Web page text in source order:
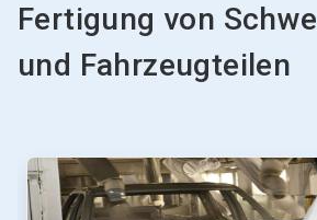
Fertigung von
und Fahrzeugteilen